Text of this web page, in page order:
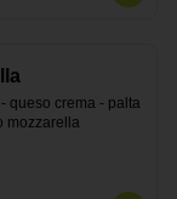
queso crema - palta
mozzarella